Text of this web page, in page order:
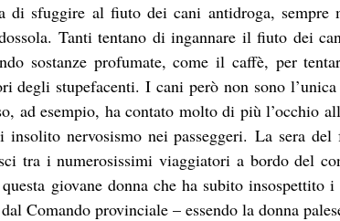
di sfuggire al fiuto dei cani antidroga,
Tanti tentano di ingannare il fiuto dei
sostanze profumate, come il caffè, per
degli stupefacenti. I cani però non sono
ad esempio, ha contato molto di più l’occhio
nervosismo nei passeggeri. La sera
tra i numerosissimi viaggiatori a bordo del
giovane donna che ha subito insospettito
Comando provinciale – essendo la donna